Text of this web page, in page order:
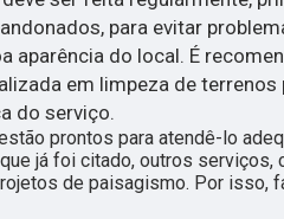
para evitar
aparência do local. É
em limpeza de terrenos
do serviço.
prontos para atendê-lo
já foi citado, outros serviços,
de paisagismo. Por isso,